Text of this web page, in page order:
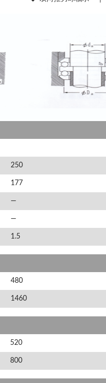
250
177
—
—
1.5
480
1460
520
800